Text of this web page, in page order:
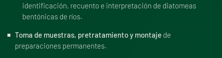
identificación, recuento e interpretación de diatomeas
bentónicas de ríos.
Toma de muestras, pretratamiento y montaje de
preparaciones permanentes.